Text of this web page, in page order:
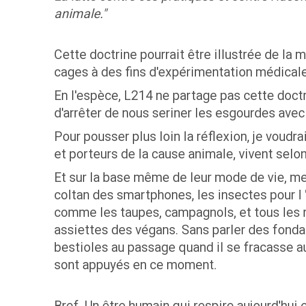
animale."
Cette doctrine pourrait être illustrée de la
cages à des fins d'expérimentation
En l'espèce, L214 ne partage pas cette
d'arrêter de nous seriner les esgourdes
Pour pousser plus loin la réflexion, je
et porteurs de la cause animale, vivent
Et sur la base même de leur mode de vie,
coltan des smartphones, les insectes pour
comme les taupes, campagnols, et tous
assiettes des végans. Sans parler des
bestioles au passage quand il se fracasse
sont appuyés en ce moment.